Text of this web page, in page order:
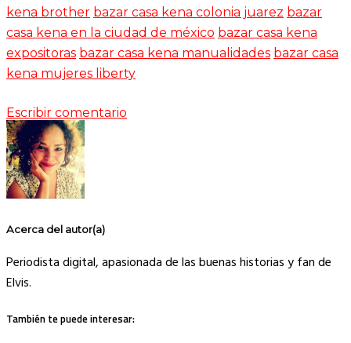
kena brother bazar casa kena colonia juarez bazar
casa kena en la ciudad de méxico bazar casa kena
expositoras bazar casa kena manualidades bazar casa
kena mujeres liberty
Escribir comentario
Acerca del autor(a)
Periodista digital, apasionada de las buenas historias y fan de
Elvis.
También te puede interesar: